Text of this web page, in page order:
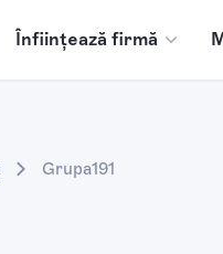
Înființează firmă
Grupa191